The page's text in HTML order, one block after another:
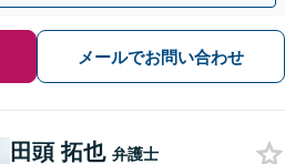
メールでお問い合わせ
田頭 拓也 弁護士